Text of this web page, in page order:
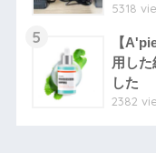
5318
5
【
用し
した
2382